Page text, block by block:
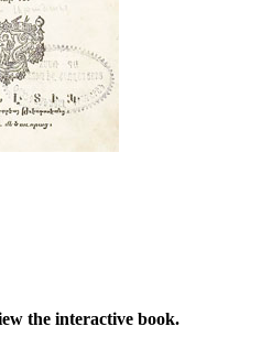
the interactive book.